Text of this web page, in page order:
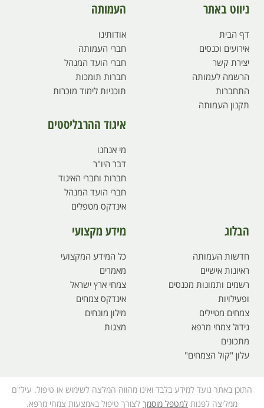
ניווט באתר
דף הבית
אירועים וכנסים
יצירת קשר
הרשמה לעמותה
התחברות
תקנון העמותה
העמותה
אודותינו
חברי העמותה
חברי הועד המנהל
חברות תומכות
תוכניות לימוד מוכרות
איגוד ההרבליסטים
מי אנחנו
דבר היו"ר
חברות וחברי האיגוד
חברי הועד המנהל
אינדקס מטפלים
הבלוג
חדשות העמותה
ראיונות אישיים
רשמים ותמונות מכנסים
ופעילויות
צמחים מטיילים
גידול צמחי מרפא
מתכונים
עלון "קול הצמחים"
מידע מקצועי
כל המידע המקצועי
מאמרים
צמחי ארץ ישראל
אינדקס צמחים
מילון מונחים
מצגות
התוכן באתר נועד למידע בלבד ואינו מהווה המלצה לשימוש או טיפול. עיל"ם
ממליצה לפנות למטפל מוסמך לצורך טיפול באמצעות צמחי מרפא.